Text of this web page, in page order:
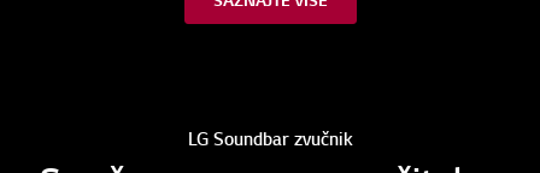
LG Soundbar zvučnik